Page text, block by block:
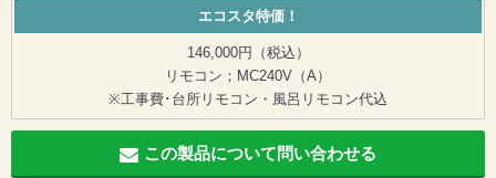
エコスタ特価！
146,000円（税込）
リモコン；MC240V（A）
※工事費･台所リモコン・風呂リモコン代込
この製品について問い合わせる